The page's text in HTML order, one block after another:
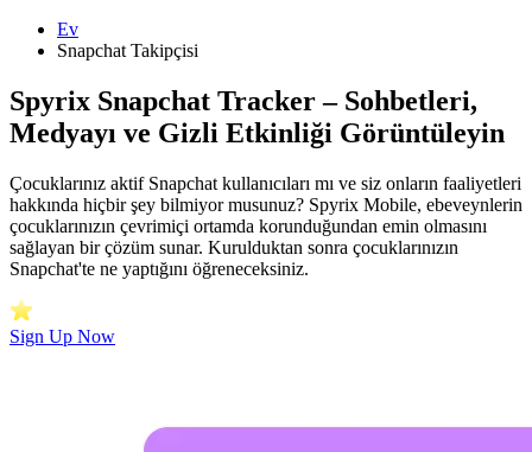
Ev
Snapchat Takipçisi
Spyrix Snapchat Tracker – Sohbetleri,
Medyayı ve Gizli Etkinliği Görüntüleyin
Çocuklarınız aktif Snapchat kullanıcıları mı ve siz onların faaliyetleri
hakkında hiçbir şey bilmiyor musunuz? Spyrix Mobile, ebeveynlerin
çocuklarınızın çevrimiçi ortamda korunduğundan emin olmasını
sağlayan bir çözüm sunar. Kurulduktan sonra çocuklarınızın
Snapchat'te ne yaptığını öğreneceksiniz.
Sign Up Now